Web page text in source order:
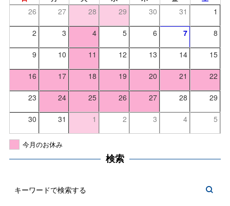
26 27 28 29 30 31 1
2 3 4 5 6 7 8
9 10 11 12 13 14 15
16 17 18 19 20 21 22
23 24 25 26 27 28 29
30 31 1 2 3 4 5
今月のお休み
検索